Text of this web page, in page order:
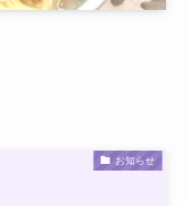
お知らせ